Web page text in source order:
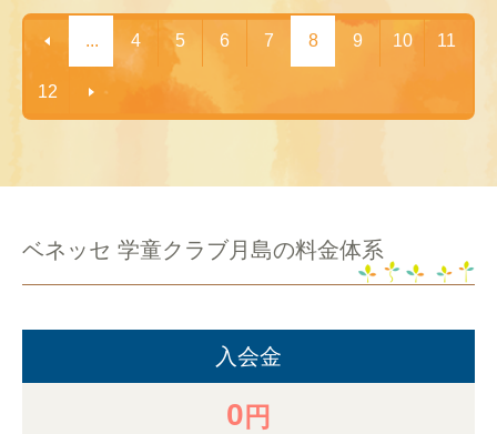
... 4 5 6 7 8 9 10 11
12
ベネッセ 学童クラブ月島の料金体系
入会金
0 円